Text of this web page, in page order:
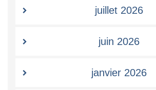
juillet 2026
juin 2026
janvier 2026